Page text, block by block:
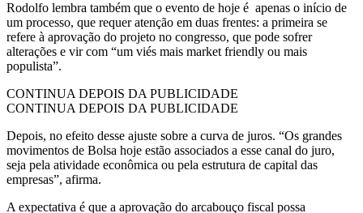
Rodolfo lembra também que o evento de hoje é apenas o início de
um processo, que requer atenção em duas frentes: a primeira se
refere à aprovação do projeto no congresso, que pode sofrer
alterações e vir com “um viés mais market friendly ou mais
populista”.
CONTINUA DEPOIS DA PUBLICIDADE
CONTINUA DEPOIS DA PUBLICIDADE
Depois, no efeito desse ajuste sobre a curva de juros. “Os grandes
movimentos de Bolsa hoje estão associados a esse canal do juro,
seja pela atividade econômica ou pela estrutura de capital das
empresas”, afirma.
A expectativa é que a aprovação do arcabouço fiscal possa